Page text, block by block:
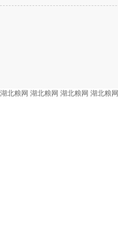
湖北粮网 湖北粮网 湖北粮网 湖北粮网